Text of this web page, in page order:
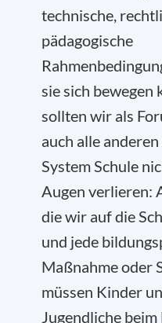
technische,
pädagogische
sie sich bewegen
sollten wir als
auch alle
System Schule
Augen verlieren:
die wir auf die
und jede
Maßnahme oder
müssen Kinder
Jugendliche beim